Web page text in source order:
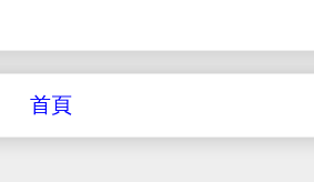
首頁